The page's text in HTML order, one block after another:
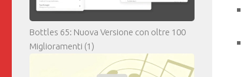
Bottles 65: Nuova Versione con oltre 100
Miglioramenti (1)